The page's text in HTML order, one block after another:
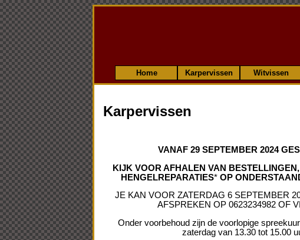
Home Karpervissen Witvissen
Karpervissen
VANAF 29 SEPTEMBER 2024
KIJK VOOR AFHALEN VAN
HENGELREPARATIES*OP
JE KAN VOOR ZATERDAG 6 SEPTEMBER
AFSPREKEN OP 0623234982 OF
Onder voorbehoud zijn de voorlopige
zaterdag van 13.30 tot 15.00